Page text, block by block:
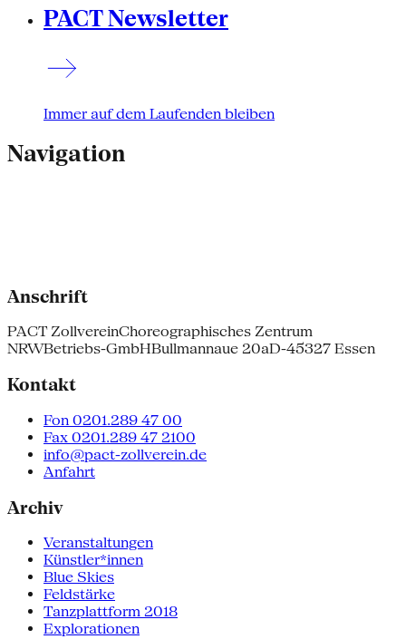
PACT Newsletter
Immer auf dem Laufenden bleiben
Navigation
Anschrift
PACT ZollvereinChoreographisches Zentrum
NRWBetriebs-GmbHBullmannaue 20aD-45327 Essen
Kontakt
Fon 0201.289 47 00
Fax 0201.289 47 2100
info@pact-zollverein.de
Anfahrt
Archiv
Veranstaltungen
Künstler*innen
Blue Skies
Feldstärke
Tanzplattform 2018
Explorationen